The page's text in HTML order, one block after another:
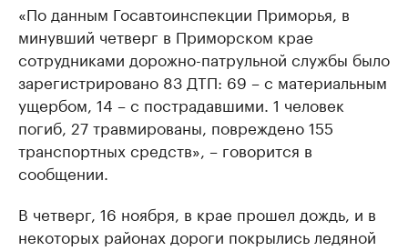
«По данным Госавтоинспекции Приморья, в
минувший четверг в Приморском крае
сотрудниками дорожно-патрульной службы было
зарегистрировано 83 ДТП: 69 – с материальным
ущербом, 14 – с пострадавшими. 1 человек
погиб, 27 травмированы, повреждено 155
транспортных средств», – говорится в
сообщении.
В четверг, 16 ноября, в крае прошел дождь, и в
некоторых районах дороги покрылись ледяной